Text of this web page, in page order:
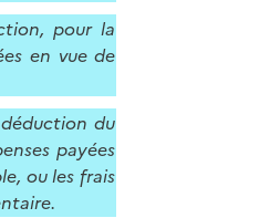
pour la
en vue de
du
payées
ou les frais